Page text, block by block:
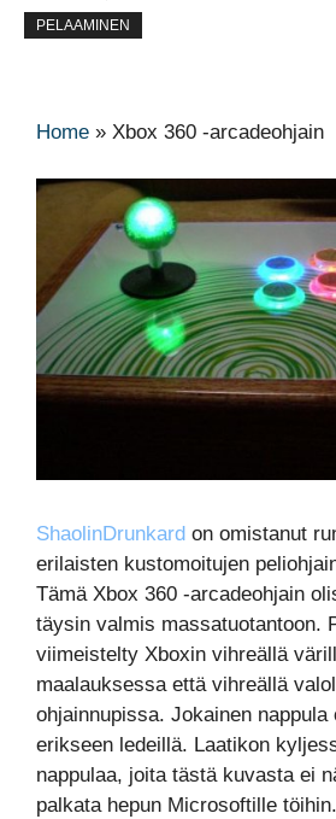
PELAAMINEN
Home » Xbox 360 -arcadeohjain
ShaolinDrunkard on omistanut
erilaisten kustomoitujen
Tämä Xbox 360 -arcadeohjain
täysin valmis massatuotantoon.
viimeistelty Xboxin vihreällä
maalauksessa että vihreällä
ohjainnupissa. Jokainen nappula
erikseen ledeillä. Laatikon
nappulaa, joita tästä kuvasta ei
palkata hepun Microsoftille töihin.